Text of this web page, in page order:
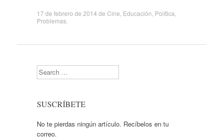
17 de febrero de 2014 de Cine Educación Política
Problemas.
Search
SUSCRÍBETE
No te pierdas ningún artículo. Recíbelos en tu
correo.